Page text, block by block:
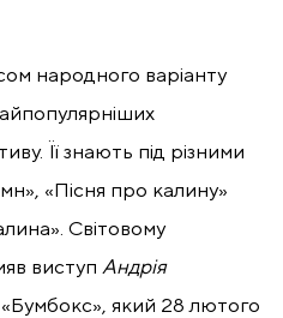
народного варіанту
Її знають під різними
«Пісня про калину»
Світовому
виступ Андрія
«Бумбокс», який 28 лютого